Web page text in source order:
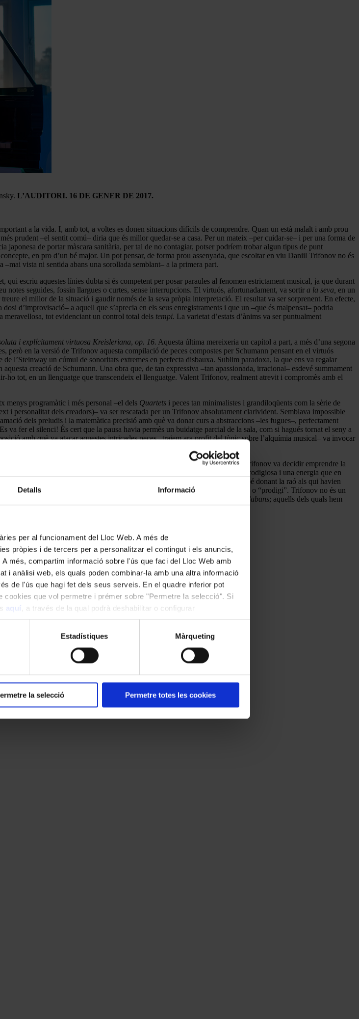
Detalls Informació
per al funcionament del Lloc Web. A més de
pròpies i de tercers per a personalitzar el contingut i els anuncis,
més, compartim informació sobre l'ús que faci del Lloc Web amb
i anàlisi web, els quals poden combinar-la amb una altra informació
de l'ús que hagi fet dels seus serveis. En el quadre inferior pot
cookies que vol permetre i prémer sobre "Permetre la selecció". Si
aquí
, a través de la qual podrà deshabilitar o configurar
Estadístiques Màrqueting
la selecció Permetre totes les cookies
L’AUDITORI. 16 DE GENER DE 2017.
a la vida. I, amb tot, a voltes es donen situacions difícils de comprendre. Quan un està malalt i amb prou
prudent –el sentit comú– diria que és millor quedar-se a casa. Per un mateix –per cuidar-se– i per una forma de
japonesa de portar màscara sanitària, per tal de no contagiar, potser podríem trobar algun tipus de punt
en pro d’un bé major. Un pot pensar, de forma prou assenyada, que escoltar en viu Daniil Trifonov no és
vista ni sentida abans una sorollada semblant– a la primera part.
escriu aquestes línies dubta si és competent per posar paraules al fenomen estrictament musical, ja que durant
notes seguides, fossin llargues o curtes, sense interrupcions. El virtuós, afortunadament, va sortir a la seva, en un
el millor de la situació i gaudir només de la seva pròpia interpretació. El resultat va ser sorprenent. En efecte,
d’improvisació– a aquell que s’aprecia en els seus enregistraments i que un –que és malpensat– podria
meravellosa, tot evidenciant un control total dels tempi. La varietat d’estats d’ànims va ser puntualment
i explícitament virtuosa Kreisleriana, op. 16. Aquesta última mereixeria un capítol a part, a més d’una segona
però en la versió de Trifonov aquesta compilació de peces compostes per Schumann pensant en el virtuós
l’Steinway un cúmul de sonoritats extremes en perfecta disbauxa. Sublim paradoxa, la que ens va regalar
creació de Schumann. Una obra que, de tan expressiva –tan apassionada, irracional– esdevé summament
tot, en un llenguatge que transcendeix el llenguatge. Valent Trifonov, realment atrevit i compromès amb el
menys programàtic i més personal –el dels Quartets i peces tan minimalistes i grandiloqüents com la sèrie de
i personalitat dels creadors)– va ser rescatada per un Trifonov absolutament clarivident. Semblava impossible
dels preludis i la matemàtica precisió amb què va donar curs a abstraccions –les fugues–, perfectament
va fer el silenci! És cert que la pausa havia permès un buidatge parcial de la sala, com si hagués tornat el seny a
amb què va atacar aquestes intricades peces –traiem ara profit del tòpic sobre l’alquímia musical– va invocar
d’un gris característicament irisat pel
que, no és la primera vegada aquesta temporada, es queden curtes), quan Trifonov va decidir emprendre la
En la versió per a piano, aquesta fantasia circense requereix una tècnica prodigiosa i una energia que en
improbables. Però Trifonov tornà a apostar en contra de la lògica, gairebé donant la raó als qui havien
d’aquestes vetllades en què un s’adona quant s’abusa de termes com “geni” o “prodigi”. Trifonov no és un
arribar a assolir–, sinó un pianista amb aspectes mítics,
sobrehumà com els d’abans; aquells dels quals hem